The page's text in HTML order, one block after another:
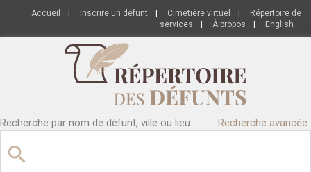
Accueil Inscrire un défunt Cimetière virtuel
Répertoire de
services
À propos English
Recherche par nom de défunt, ville ou lieu Recherche avancée